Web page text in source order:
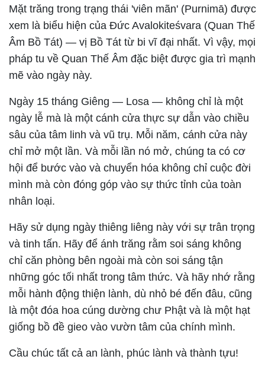
Mặt trăng trong trạng thái 'viên mãn' (Purnimā) được
xem là biểu hiện của Đức Avalokiteśvara (Quan Thế
Âm Bồ Tát) — vị Bồ Tát từ bi vĩ đại nhất. Vì vậy, mọi
pháp tu về Quan Thế Âm đặc biệt được gia trì mạnh
mẽ vào ngày này.
Ngày 15 tháng Giêng — Losa — không chỉ là một
ngày lễ mà là một cánh cửa thực sự dẫn vào chiều
sâu của tâm linh và vũ trụ. Mỗi năm, cánh cửa này
chỉ mở một lần. Và mỗi lần nó mở, chúng ta có cơ
hội để bước vào và chuyển hóa không chỉ cuộc đời
mình mà còn đóng góp vào sự thức tỉnh của toàn
nhân loại.
Hãy sử dụng ngày thiêng liêng này với sự trân trọng
và tinh tấn. Hãy để ánh trăng rằm soi sáng không
chỉ căn phòng bên ngoài mà còn soi sáng tận
những góc tối nhất trong tâm thức. Và hãy nhớ rằng
mỗi hành động thiện lành, dù nhỏ bé đến đâu, cũng
là một đóa hoa cúng dường chư Phật và là một hạt
giống bồ đề gieo vào vườn tâm của chính mình.
Cầu chúc tất cả an lành, phúc lành và thành tựu!